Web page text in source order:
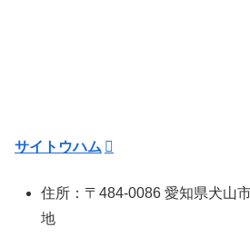
サイトウハム
住所：〒484-0086 愛知県犬山
地